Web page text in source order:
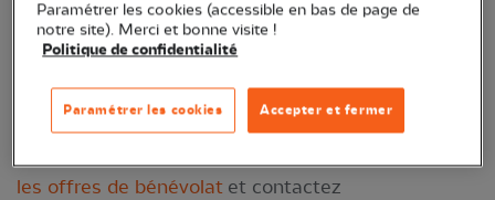
Pour connaître les actions près de chez vous,
les offres de bénévolat et contactez
Paramétrer les cookies (accessible en bas de page de
notre site). Merci et bonne visite !
Politique de confidentialité
Accepter et fermer
Paramétrer les cookies